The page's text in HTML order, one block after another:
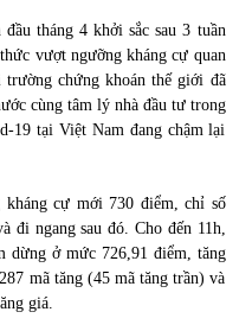
tử sau ngày thị trường lập kỷ lục
tháng 4 khởi sắc sau 3 tuần
vượt ngưỡng kháng cự quan
chứng khoán thế giới đã
cùng tâm lý nhà đầu tư trong
19 tại Việt Nam đang chậm lại
kháng cự mới 730 điểm, chỉ số
đi ngang sau đó. Cho đến 11h,
dừng ở mức 726,91 điểm, tăng
mã tăng (45 mã tăng trần) và
giá.